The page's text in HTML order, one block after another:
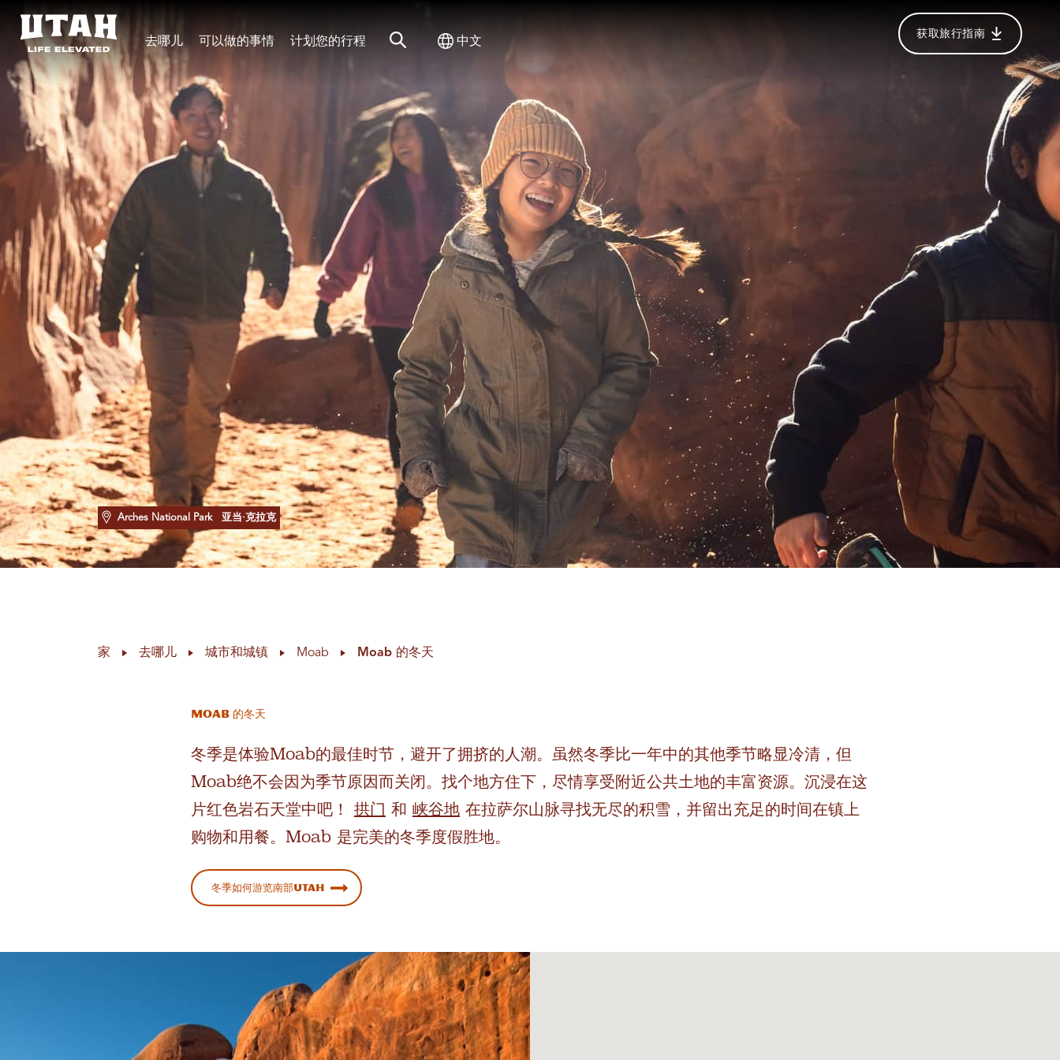
Skip to content
去哪儿 可以做的事情 计划您的行程 网站搜索切换国际
中文 获取旅行指南
Arches National Park 亚当·克拉克
家 去哪儿 城市和城镇 Moab Moab 的冬天
Moab 的冬天
冬季是体验Moab的最佳时节，避开了拥挤的人潮。虽然冬季比一年中的其他季节略显冷清，但
Moab绝不会因为季节原因而关闭。找个地方住下，尽情享受附近公共土地的丰富资源。沉浸在这
片红色岩石天堂中吧！ 拱门 和 峡谷地在拉萨尔山脉寻找无尽的积雪，并留出充足的时间在镇上
购物和用餐。Moab 是完美的冬季度假胜地。
冬季如何游览南部Utah